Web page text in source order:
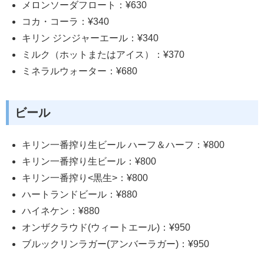
メロンソーダフロート：¥630
コカ・コーラ：¥340
キリン ジンジャーエール：¥340
ミルク（ホットまたはアイス）：¥370
ミネラルウォーター：¥680
ビール
キリン一番搾り生ビール ハーフ＆ハーフ：¥800
キリン一番搾り生ビール：¥800
キリン一番搾り<黒生>：¥800
ハートランドビール：¥880
ハイネケン：¥880
オンザクラウド(ウィートエール)：¥950
ブルックリンラガー(アンバーラガー)：¥950